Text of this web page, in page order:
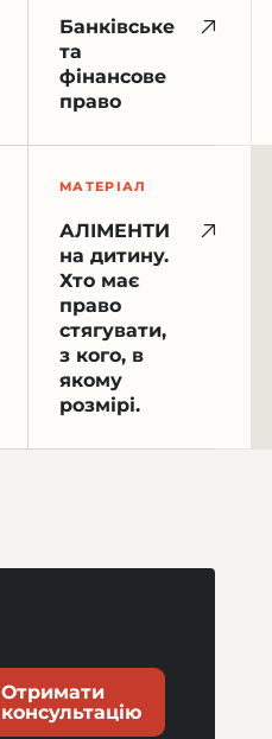
Банківське
та
фінансове
право
МАТЕРІАЛ
АЛІМЕНТИ
на дитину.
Хто має
право
стягувати,
з кого, в
якому
розмірі.
Отримати
консультацію